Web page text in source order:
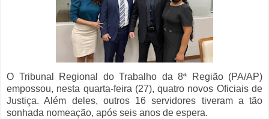
O Tribunal Regional do Trabalho da 8ª Região (PA/AP)
empossou, nesta quarta-feira (27), quatro novos Oficiais de
Justiça. Além deles, outros 16 servidores tiveram a tão
sonhada nomeação, após seis anos de espera.